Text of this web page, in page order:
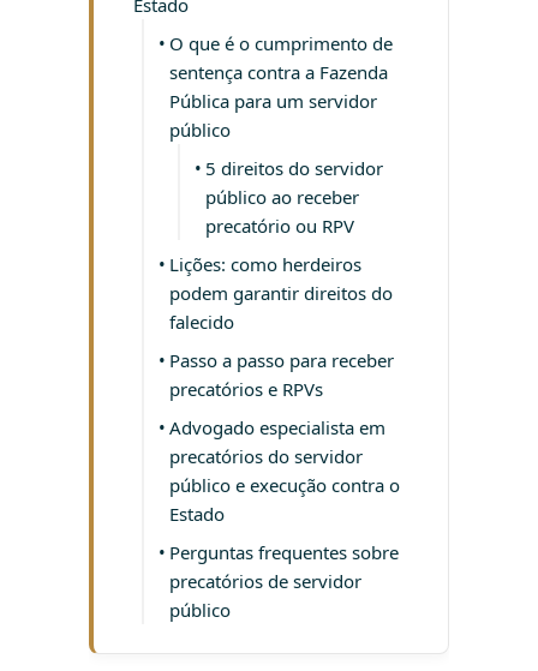
Estado
O que é o cumprimento de
sentença contra a Fazenda
Pública para um servidor
público
5 direitos do servidor
público ao receber
precatório ou RPV
Lições: como herdeiros
podem garantir direitos do
falecido
Passo a passo para receber
precatórios e RPVs
Advogado especialista em
precatórios do servidor
público e execução contra o
Estado
Perguntas frequentes sobre
precatórios de servidor
público